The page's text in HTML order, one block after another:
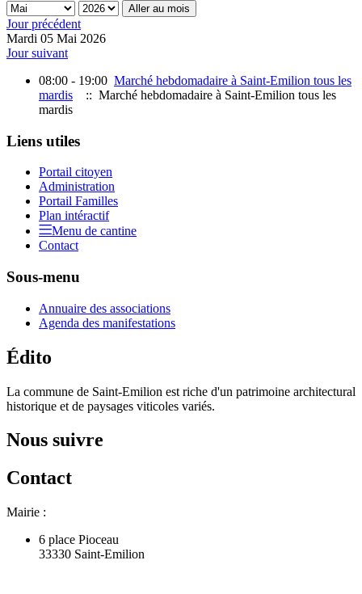
Aller au mois
Jour précédent
Mardi 05 Mai 2026
Jour suivant
08:00 - 19:00 Marché hebdomadaire à Saint-Emilion tous les
mardis
:: Marché hebdomadaire à Saint-Emilion tous les
mardis
Liens utiles
Portail citoyen
Administration
Portail Familles
Plan intéractif
Menu de cantine
Contact
Sous-menu
Annuaire des associations
Agenda des manifestations
Édito
La commune de Saint-Emilion est riche d'un patrimoine architectural
historique et de paysages viticoles variés.
Nous suivre
Contact
Mairie :
6 place Pioceau
33330 Saint-Emilion